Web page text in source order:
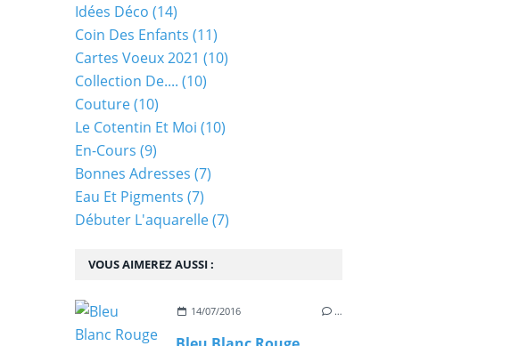
VOUS AIMEREZ AUSSI :
14/07/2016 …
Idées Déco (14)
Coin Des Enfants (11)
Cartes Voeux 2021 (10)
Collection De.... (10)
Couture(10)
Le Cotentin Et Moi (10)
En-Cours (9)
Bonnes Adresses (7)
Eau Et Pigments (7)
Débuter L'aquarelle(7)